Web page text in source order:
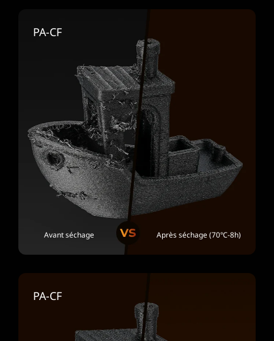
PA-CF
Avant séchage Après séchage (70℃-8h)
PA-CF